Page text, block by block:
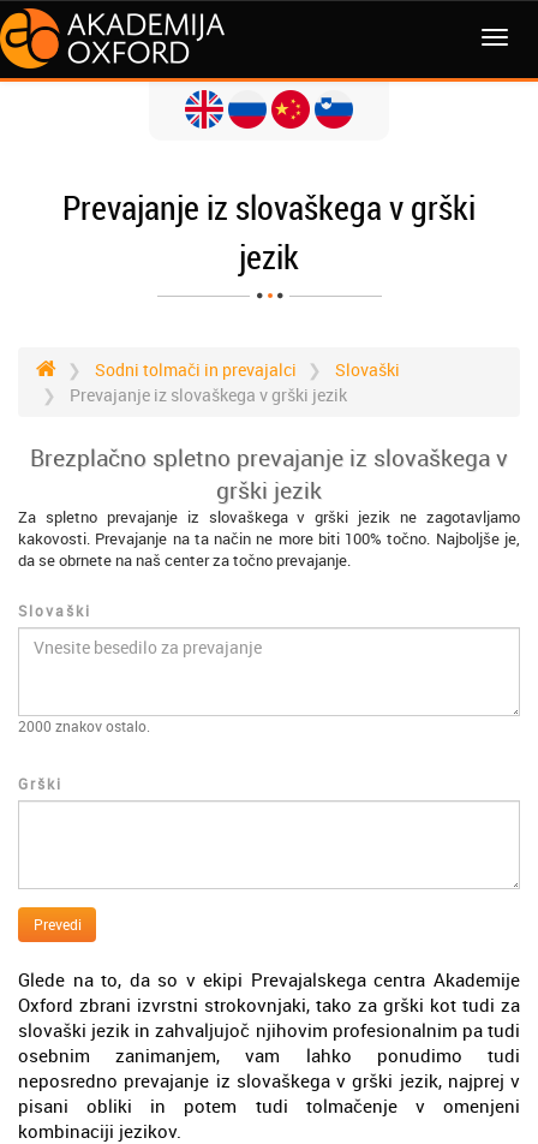
MENI
Prevajanje iz slovaškega v grški
jezik
Sodni tolmači in prevajalci
Slovaški
Prevajanje iz slovaškega v grški jezik
Brezplačno spletno prevajanje iz slovaškega v
grški jezik
Za spletno prevajanje iz slovaškega v grški jezik ne zagotavljamo
kakovosti. Prevajanje na ta način ne more biti 100% točno. Najboljše je,
da se obrnete na naš center za točno prevajanje.
Slovaški
2000 znakov ostalo.
Grški
Prevedi
Glede na to, da so v ekipi Prevajalskega centra Akademije
Oxford zbrani izvrstni strokovnjaki, tako za grški kot tudi za
slovaški jezik in zahvaljujoč njihovim profesionalnim pa tudi
osebnim zanimanjem, vam lahko ponudimo tudi
neposredno prevajanje iz slovaškega v grški jezik, najprej v
pisani obliki in potem tudi tolmačenje v omenjeni
kombinaciji jezikov.